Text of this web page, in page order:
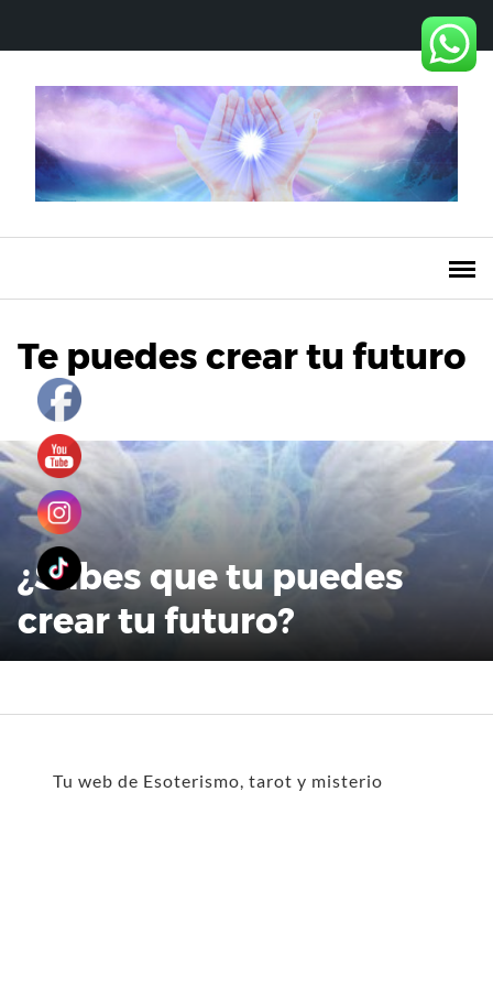
contenido
Te puedes crear tu futuro
¿Sabes que tu puedes
crear tu futuro?
Tu web de Esoterismo, tarot y misterio